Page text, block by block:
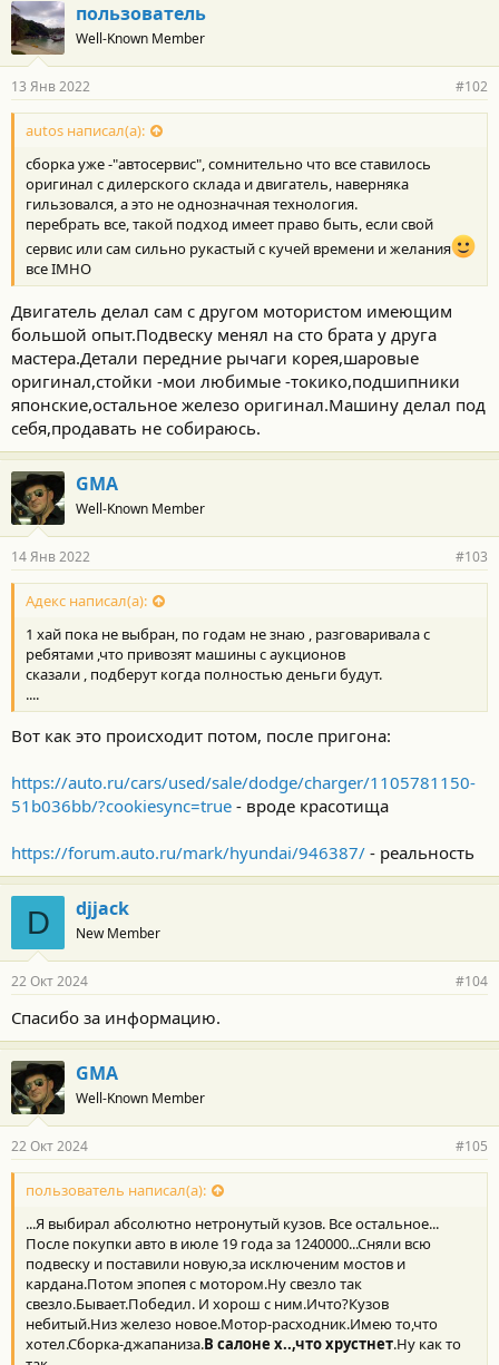
пользователь
Well-Known Member
13 Янв 2022 #102
autos написал(а):
сборка уже -"автосервис", сомнительно что все ставилось
оригинал с дилерского склада и двигатель, наверняка
гильзовался, а это не однозначная технология.
перебрать все, такой подход имеет право быть, если свой
сервис или сам сильно рукастый с кучей времени и желания
все IMHO
Двигатель делал сам с другом мотористом имеющим
большой опыт.Подвеску менял на сто брата у друга
мастера.Детали передние рычаги корея,шаровые
оригинал,стойки -мои любимые -токико,подшипники
японские,остальное железо оригинал.Машину делал под
себя,продавать не собираюсь.
GMA
Well-Known Member
14 Янв 2022 #103
Адекс написал(а):
1 хай пока не выбран, по годам не знаю , разговаривала с
ребятами ,что привозят машины с аукционов
сказали , подберут когда полностью деньги будут.
....
Вот как это происходит потом, после пригона:
https://auto.ru/cars/used/sale/dodge/charger/1105781150-
51b036bb/?cookiesync=true - вроде красотища
https://forum.auto.ru/mark/hyundai/946387/ - реальность
D djjack
New Member
22 Окт 2024 #104
Спасибо за информацию.
GMA
Well-Known Member
22 Окт 2024 #105
пользователь написал(а):
...Я выбирал абсолютно нетронутый кузов. Все остальное...
После покупки авто в июле 19 года за 1240000...Сняли всю
подвеску и поставили новую,за исключеним мостов и
кардана.Потом эпопея с мотором.Ну свезло так
свезло.Бывает.Победил. И хорош с ним.Ичто?Кузов
небитый.Низ железо новое.Мотор-расходник.Имею то,что
хотел.Сборка-джапаниза.В салоне х..,что хрустнет.Ну как то